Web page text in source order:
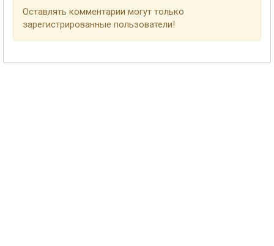
Оставлять комментарии могут только
зарегистрированные пользователи!